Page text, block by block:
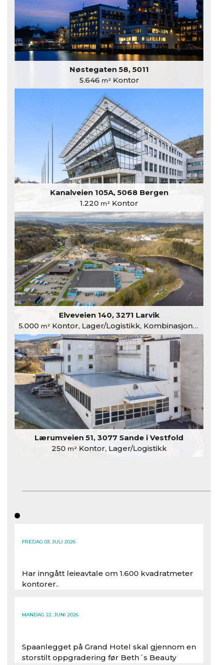
Nøstegaten 58, 5011
5.646 m²Kontor
Kanalveien 105A, 5068 Bergen
1.220 m² Kontor
Elveveien 140, 3271 Larvik
5.000 m²Kontor, Lager/Logistikk, Kombinasjonslokaler
Lærumveien 51, 3077 Sande i Vestfold
250 m²Kontor, Lager/Logistikk
FREDAG 03. JULI 2026
Har inngått leieavtale om 1.600 kvadratmeter
kontorer..
MANDAG 22. JUNI 2026
Spaanlegget på Grand Hotel skal gjennom en
storstilt oppgradering før Beth´s Beauty